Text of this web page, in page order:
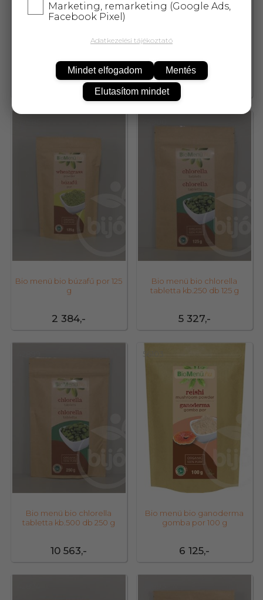
2 365,- 3 741,-
2 384,-
Bio menü bio búzafű por 125
g
5 327,-
Bio menü bio chlorella
tabletta kb.250 db 125 g
10 563,-
Bio menü bio chlorella
tabletta kb.500 db 250 g
56103
6 125,-
Bio menü bio ganoderma
gomba por 100 g
Marketing, remarketing (Google Ads,
Facebook Pixel)
Adatkezelési tájékoztató
Mindet elfogadom Mentés
Elutasítom mindet